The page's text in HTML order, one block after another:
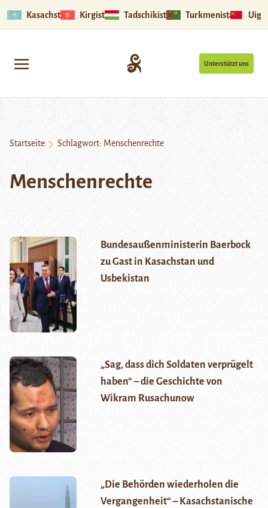
Kasachstan Kirgistan Tadschikistan Turkmenistan
Unterstützt uns
Startseite Schlagwort: Menschenrechte
Menschenrechte
Bundesaußenministerin Baerbock
zu Gast in Kasachstan und
Usbekistan
„Sag, dass dich Soldaten verprügelt
haben“ – die Geschichte von
Wikram Rusachunow
„Die Behörden wiederholen die
Vergangenheit“ – Kasachstanische